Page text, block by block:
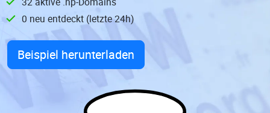
0 neu entdeckt (letzte 24h)
Beispiel herunterladen